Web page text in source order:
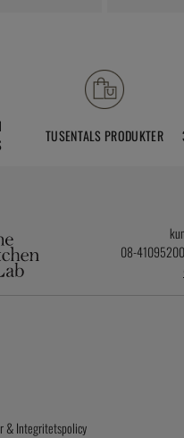
TUSENTALS PRODUKTER
08-
& Integritetspolicy